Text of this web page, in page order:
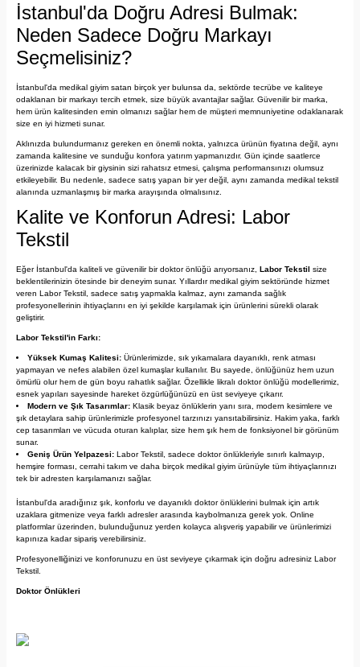
İstanbul'da Doğru Adresi Bulmak:
Neden Sadece Doğru Markayı
Seçmelisiniz?
İstanbul'da medikal giyim satan birçok yer bulunsa da, sektörde tecrübe ve kaliteye
odaklanan bir markayı tercih etmek, size büyük avantajlar sağlar. Güvenilir bir marka,
hem ürün kalitesinden emin olmanızı sağlar hem de müşteri memnuniyetine odaklanarak
size en iyi hizmeti sunar.
Aklınızda bulundurmanız gereken en önemli nokta, yalnızca ürünün fiyatına değil, aynı
zamanda kalitesine ve sunduğu konfora yatırım yapmanızdır. Gün içinde saatlerce
üzerinizde kalacak bir giysinin sizi rahatsız etmesi, çalışma performansınızı olumsuz
etkileyebilir. Bu nedenle, sadece satış yapan bir yer değil, aynı zamanda medikal tekstil
alanında uzmanlaşmış bir marka arayışında olmalısınız.
Kalite ve Konforun Adresi: Labor
Tekstil
Eğer İstanbul'da kaliteli ve güvenilir bir doktor önlüğü arıyorsanız, Labor Tekstil size
beklentilerinizin ötesinde bir deneyim sunar. Yıllardır medikal giyim sektöründe hizmet
veren Labor Tekstil, sadece satış yapmakla kalmaz, aynı zamanda sağlık
profesyonellerinin ihtiyaçlarını en iyi şekilde karşılamak için ürünlerini sürekli olarak
geliştirir.
Labor Tekstil'in Farkı:
Yüksek Kumaş Kalitesi: Ürünlerimizde, sık yıkamalara dayanıklı, renk atması
yapmayan ve nefes alabilen özel kumaşlar kullanılır. Bu sayede, önlüğünüz hem uzun
ömürlü olur hem de gün boyu rahatlık sağlar. Özellikle likralı doktor önlüğü modellerimiz,
esnek yapıları sayesinde hareket özgürlüğünüzü en üst seviyeye çıkarır.
Modern ve Şık Tasarımlar: Klasik beyaz önlüklerin yanı sıra, modern kesimlere ve
şık detaylara sahip ürünlerimizle profesyonel tarzınızı yansıtabilirsiniz. Hakim yaka, farklı
cep tasarımları ve vücuda oturan kalıplar, size hem şık hem de fonksiyonel bir görünüm
sunar.
Geniş Ürün Yelpazesi: Labor Tekstil, sadece doktor önlükleriyle sınırlı kalmayıp,
hemşire forması, cerrahi takım ve daha birçok medikal giyim ürünüyle tüm ihtiyaçlarınızı
tek bir adresten karşılamanızı sağlar.
İstanbul'da aradığınız şık, konforlu ve dayanıklı doktor önlüklerini bulmak için artık
uzaklara gitmenize veya farklı adresler arasında kaybolmanıza gerek yok. Online
platformlar üzerinden, bulunduğunuz yerden kolayca alışveriş yapabilir ve ürünlerimizi
kapınıza kadar sipariş verebilirsiniz.
Profesyonelliğinizi ve konforunuzu en üst seviyeye çıkarmak için doğru adresiniz Labor
Tekstil.
Doktor Önlükleri